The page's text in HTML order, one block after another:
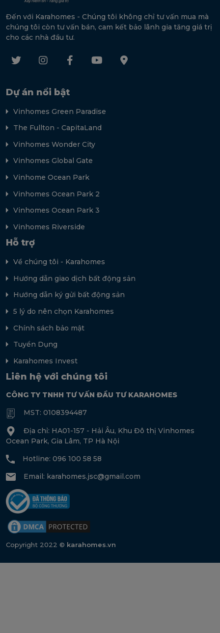
Đến với Karahomes - Chúng tôi không chỉ tư vấn mua mà
chúng tôi còn tư vấn bán, cam kết bảo lãnh gia tăng giá trị
cho các nhà đầu tư.
Dự án nổi bật
Vinhomes Green Paradise
The Fullton - CapitaLand
Vinhomes Wonder City
Vinhomes Global Gate
Vinhome Ocean Park
Vinhomes Ocean Park 2
Vinhomes Ocean Park 3
Vinhomes Riverside
Hỗ trợ
Về chúng tôi - Karahomes
Hướng dẫn giao dịch bất động sản
Hướng dẫn ký gửi bất động sản
5 lý do nên chọn Karahomes
Chính sách bảo mật
Tuyển Dụng
Karahomes Invest
Liên hệ với chúng tôi
CÔNG TY TNHH TƯ VẤN ĐẦU TƯ KARAHOMES
MST: 0108394487
Địa chỉ: HA01-157 - Hải Âu, Khu Đô thị Vinhomes
Ocean Park, Gia Lâm, TP Hà Nội
Hotline: 096 100 58 58
Email: karahomes.jsc@gmail.com
Copyright 2022 © karahomes.vn